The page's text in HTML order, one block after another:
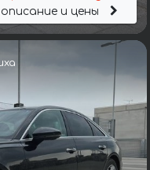
описание и цены